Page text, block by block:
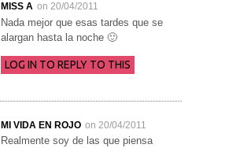
MISS A on 20/04/2011
Nada mejor que esas tardes que se
alargan hasta la noche 🙂
LOG IN TO REPLY TO THIS
MI VIDA EN ROJO on 20/04/2011
Realmente soy de las que piensa